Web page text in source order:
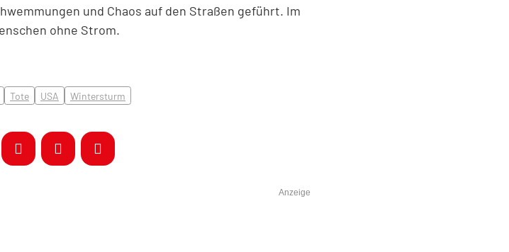
und Chaos auf den Straßen geführt. Im
ohne Strom.
Tote USA Wintersturm
Anzeige